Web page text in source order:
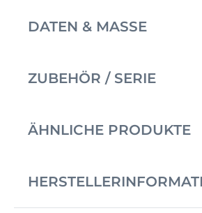
DATEN & MASSE
ZUBEHÖR / SERIE
ÄHNLICHE PRODUKTE